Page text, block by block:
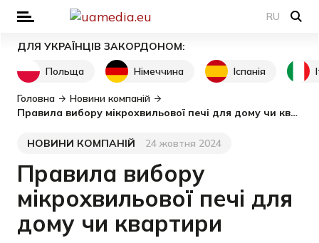
RU
ДЛЯ УКРАЇНЦІВ ЗАКОРДОНОМ:
Польща
Німеччина Іспанія
Головна
Новини компаній
Правила вибору мікрохвильової печі для дому чи квартири
Категорія
НОВИНИ КОМПАНІЙ
Дата публікації 24 жовтня 2024
Правила вибору
мікрохвильової печі для
дому чи квартири